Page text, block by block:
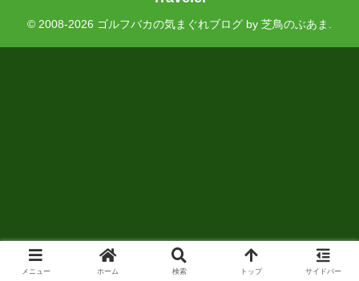
© 2008-2026 ゴルフバカの気まぐれブログ by 芝鳥のぶあま.
メニュー ホーム 検索 トップ サイドバー